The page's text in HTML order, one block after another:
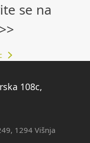
se na
108c,
1294 Višnja